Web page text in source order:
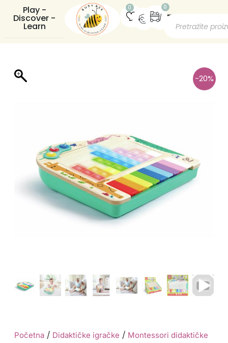
Play -
Discover -
Learn
0 0
-20%
Početna/ Didaktičke igračke / Montessori didaktičke